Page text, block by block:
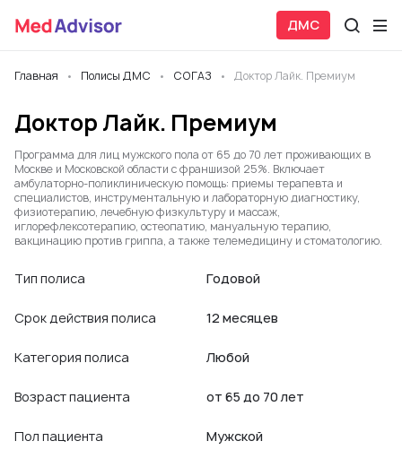
ДМС
Главная Полисы ДМС СОГАЗ Доктор Лайк. Премиум
Доктор Лайк. Премиум
Программа для лиц мужского пола от 65 до 70 лет проживающих в
Москве и Московской области с франшизой 25%. Включает
амбулаторно-поликлиническую помощь: приемы терапевта и
специалистов, инструментальную и лабораторную диагностику,
физиотерапию, лечебную физкультуру и массаж,
иглорефлексотерапию, остеопатию, мануальную терапию,
вакцинацию против гриппа, а также телемедицину и стоматологию.
Тип полиса Годовой
Срок действия полиса 12 месяцев
Категория полиса Любой
Возраст пациента от 65 до 70 лет
Пол пациента Мужской